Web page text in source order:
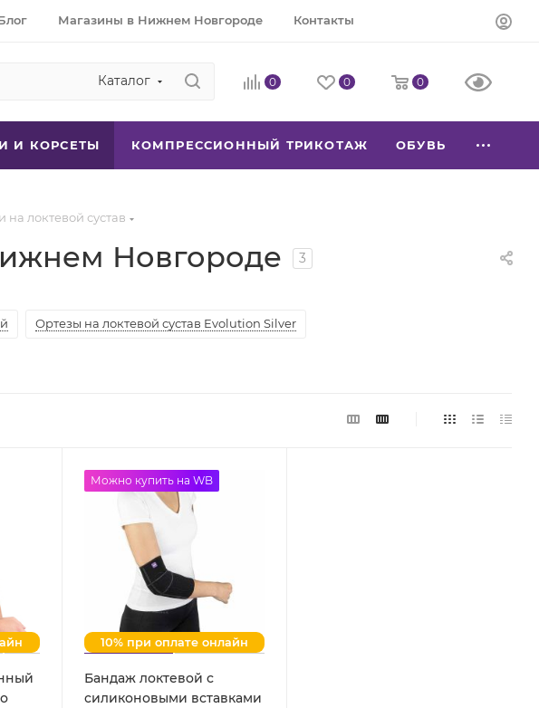
Магазины в Нижнем Новгороде Контакты
Каталог 0 0 0
И КОРСЕТЫ КОМПРЕССИОННЫЙ ТРИКОТАЖ ОБУВЬ
локтевой сустав
Новгороде 3
Ортезы на локтевой сустав Evolution Silver
10% при оплате онлайн
Можно купить на WB
Бандаж локтевой с
силиконовыми вставками